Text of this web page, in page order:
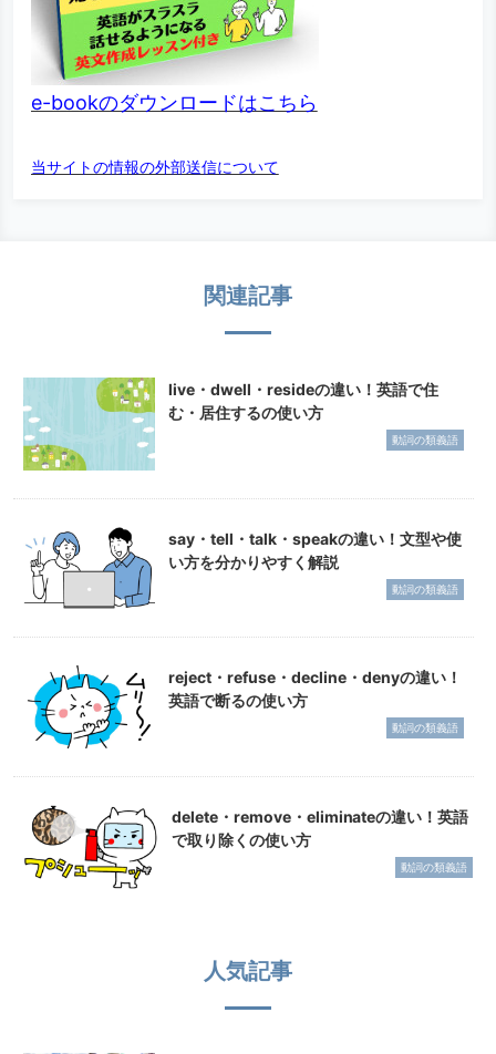
e-bookのダウンロードはこちら
当サイトの情報の外部送信について
関連記事
live・dwell・resideの違い！英語で住
む・居住するの使い方
動詞の類義語
say・tell・talk・speakの違い！文型や使
い方を分かりやすく解説
動詞の類義語
reject・refuse・decline・denyの違い！
英語で断るの使い方
動詞の類義語
delete・remove・eliminateの違い！英語
で取り除くの使い方
動詞の類義語
人気記事